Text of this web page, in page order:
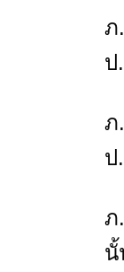
ภ.
ป
ภ
ป
ภ
นั้